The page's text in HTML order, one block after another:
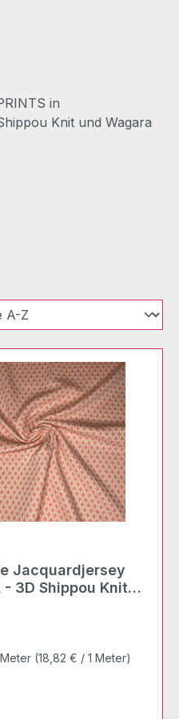
in
Knit und Wagara
- 3D Shippou Knit
(18,82 € / 1 Meter)